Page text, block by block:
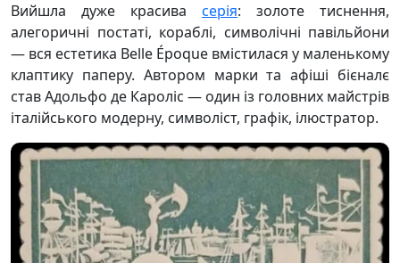
Вийшла дуже красива серія: золоте тиснення,
алегоричні постаті, кораблі, символічні павільйони
— вся естетика Belle Époque вмістилася у маленькому
клаптику паперу. Автором марки та афіші бієналє
став Адольфо де Кароліс — один із головних майстрів
італійського модерну, символіст, графік, ілюстратор.